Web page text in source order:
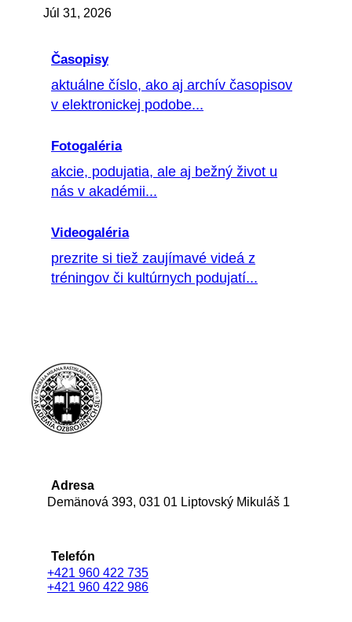
Júl 31, 2026
Časopisy
aktuálne číslo, ako aj archív časopisov
v elektronickej podobe...
Fotogaléria
akcie, podujatia, ale aj bežný život u
nás v akadémii...
Videogaléria
prezrite si tiež zaujímavé videá z
tréningov či kultúrnych podujatí...
Adresa
Demänová 393, 031 01 Liptovský Mikuláš 1
Telefón
+421 960 422 735
+421 960 422 986